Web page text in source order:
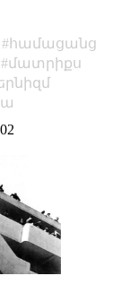
համացանց
մատրիքս